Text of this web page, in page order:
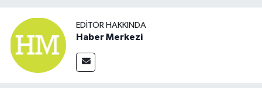
EDITÖR HAKKINDA
Haber Merkezi